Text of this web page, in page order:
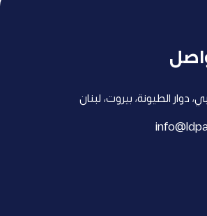
دوار الطيونة، بيروت، لبنان